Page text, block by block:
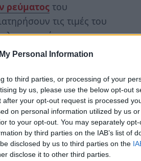
Personal Information
to third parties, or processing of your
by us, please use the below opt-out
your opt-out request is processed
on personal information utilized by us
to your opt-out. You may separately
by third parties on the IAB’s list of
disclosed by us to third parties on the
disclose it to other third parties.
ρεύματος του
τις τιμές του
να μειώνουν τις
έναντι 10,8
Παρόλα αυτά
άνω των 500
που ήταν τον
με τιμή στα 10,961 από